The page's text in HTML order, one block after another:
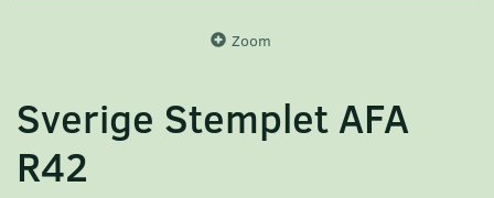
Zoom
Sverige Stemplet AFA
R42